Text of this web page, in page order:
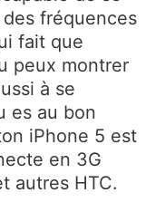
fréquences
fait que
peux montrer
à se
es au bon
iPhone 5 est
en 3G
autres HTC.